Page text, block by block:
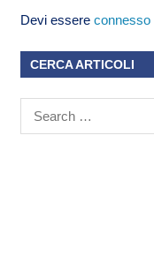
Devi essere connesso
CERCA ARTICOLI